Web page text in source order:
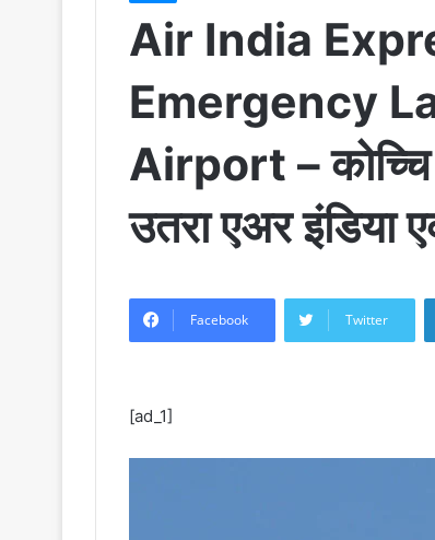
Air India
Emergency
Airport – कोच्चि
उतरा एअर इंडिया
Facebook Twitter
[ad_1]